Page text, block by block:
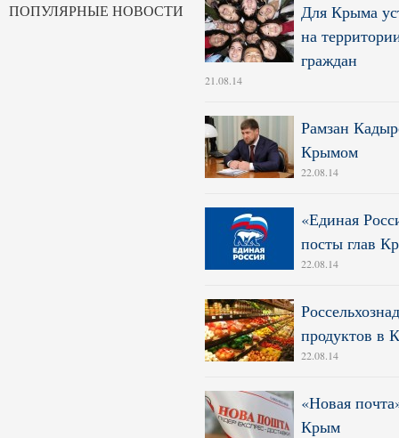
ПОПУЛЯРНЫЕ НОВОСТИ
Для Крыма
на
граждан
21.08.14
Рамзан
Крымом
22.08.14
«Единая
посты глав
22.08.14
продуктов в
22.08.14
«Новая
Крым